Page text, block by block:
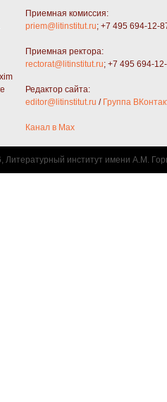
Приемная комиссия:
priem@litinstitut.ru; +7 495 694-12-
Приемная ректора:
rectorat@litinstitut.ru; +7 495 694-
Редактор сайта:
editor@litinstitut.ru / Группа
Канал в Max
Литературный институт имени А.М.